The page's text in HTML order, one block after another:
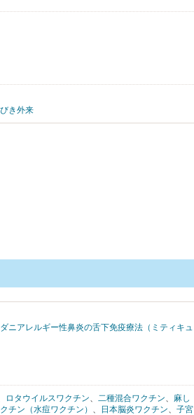
き外来
ダニアレルギー性鼻炎の舌下免疫療法（ミティキュ
ロタウイルスワクチン、 二種混合ワクチン、 麻し
チン（水痘ワクチン） 、 日本脳炎ワクチン、 子宮